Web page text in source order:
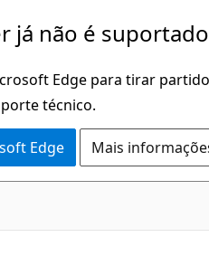
já não é
Edge para tirar
técnico.
Edge Mais